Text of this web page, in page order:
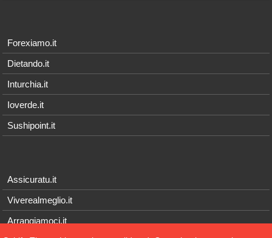
Forexiamo.it
Dietando.it
Inturchia.it
Ioverde.it
Sushipoint.it
Assicuratu.it
Viverealmeglio.it
Arrangiamoci.it